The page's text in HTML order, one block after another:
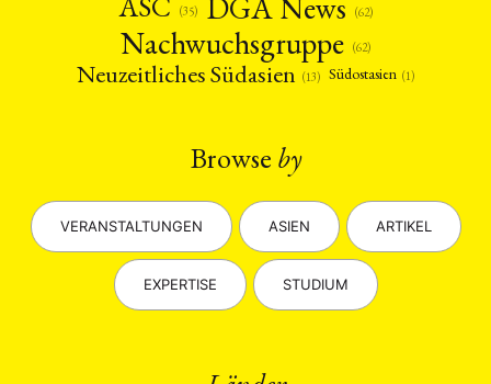
(35) (62)
Nachwuchsgruppe (62)
Neuzeitliches Südasien (13) Südostasien (1)
Browse by
VERANSTALTUNGEN ASIEN ARTIKEL
EXPERTISE STUDIUM